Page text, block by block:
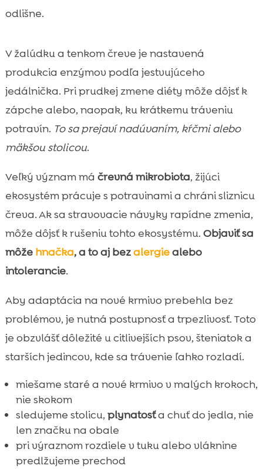
odlišne.
V žalúdku a tenkom čreve je nastavená
produkcia enzýmov podľa jestvujúceho
jedálnička. Pri prudkej zmene diéty môže dôjsť k
zápche alebo, naopak, ku krátkemu tráveniu
potravín. To sa prejaví nadúvaním, kŕčmi alebo
mäkšou stolicou.
Veľký význam má črevná mikrobiota, žijúci
ekosystém prácuje s potravinami a chráni sliznicu
čreva. Ak sa stravovacie návyky rapídne zmenia,
môže dôjsť k rušeniu tohto ekosystému. Objaviť sa
môže hnačka, a to aj bezalergiealebo
intolerancie.
Aby adaptácia na nové krmivo prebehla bez
problémov, je nutná postupnosť a trpezlivosť. Toto
je obzvlášť dôležité u citlivejších psov, šteniatok a
starších jedincov, kde sa trávenie ľahko rozladí.
miešame staré a nové krmivo v malých krokoch,
nie skokom
sledujeme stolicu, plynatosťa chuť do jedla, nie
len značku na obale
pri výraznom rozdiele v tuku alebo vláknine
predlžujeme prechod